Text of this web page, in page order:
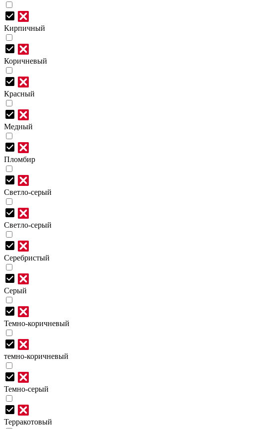
Кирпичный
Коричневый
Красный
Медный
Пломбир
Светло-серый
Светло-серый
Серебристый
Серый
Темно-коричневый
темно-коричневый
Темно-серый
Терракотовый